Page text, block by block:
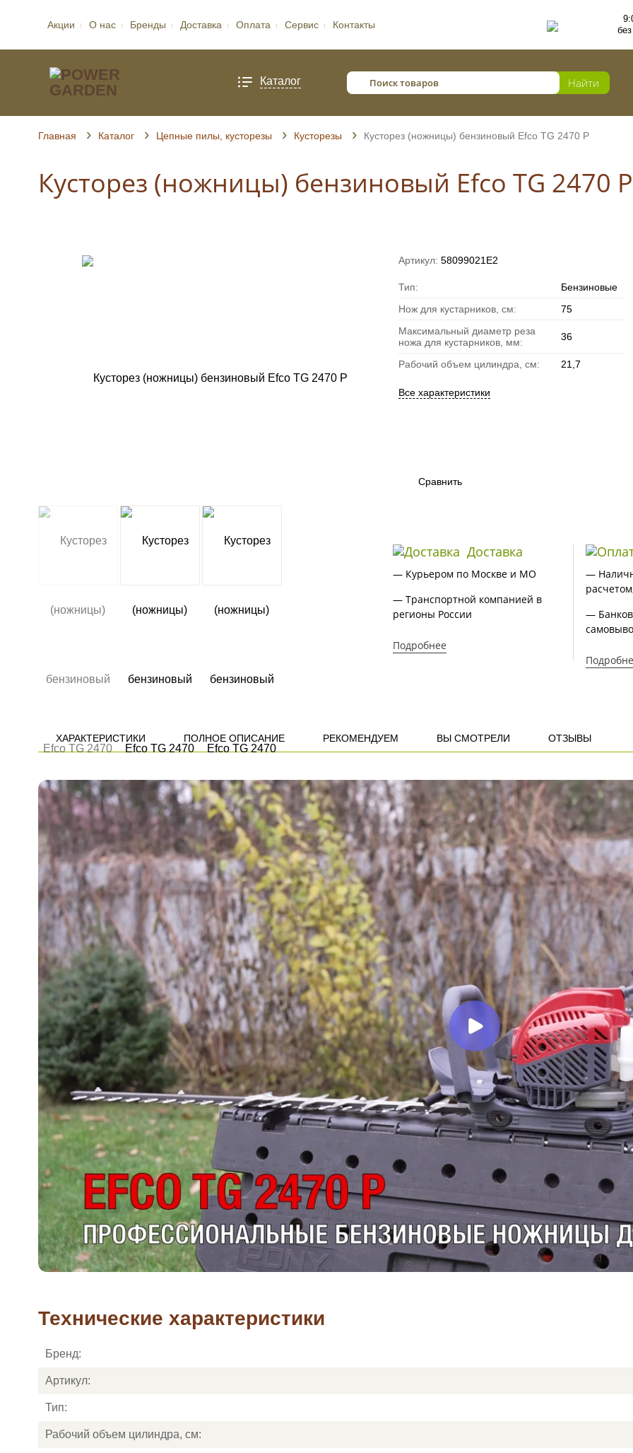
Акции О нас Бренды Доставка Оплата Сервис Контакты
Каталог
Главная Каталог Цепные пилы, кусторезы Кусторезы Кусторез (ножницы) бензиновый Efco TG 2470 P
Кусторез (ножницы) бензиновый Efco TG 2470 P
Артикул: 58099021E2
Тип:
Бензиновые
Нож для кустарников, см:
75
Максимальный диаметр реза
ножа для кустарников, мм:
36
Рабочий объем цилиндра, см: 21,7
Все характеристики
Сравнить
Доставка
— Курьером по Москве и МО
— Транспортной компанией в
регионы России
Подробнее
—
—
ХАРАКТЕРИСТИКИ ПОЛНОЕ ОПИСАНИЕ РЕКОМЕНДУЕМ ВЫ СМОТРЕЛИ ОТЗЫВЫ
Технические характеристики
Бренд:
Артикул:
Тип:
Рабочий объем цилиндра, см: